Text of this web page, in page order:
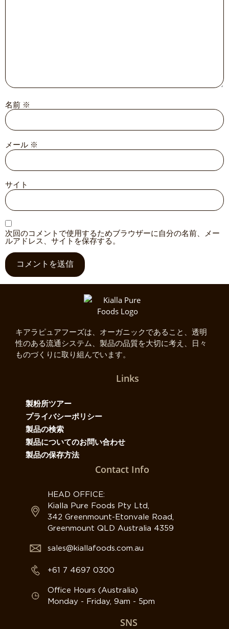
名前 ※
メール ※
サイト
次回のコメントで使用するためブラウザーに自分の名前、メー
ルアドレス、サイトを保存する。
キアラピュアフーズは、オーガニックであること、透明
性のある流通システム、製品の品質を大切に考え、日々
ものづくりに取り組んでいます。
Links
製粉所ツアー
プライバシーポリシー
製品の検索
製品についてのお問い合わせ
製品の保存方法
Contact Info
HEAD OFFICE:
Kialla Pure Foods Pty Ltd,
342 Greenmount-Etonvale Road,
Greenmount QLD Australia 4359
sales@kiallafoods.com.au
+61 7 4697 0300
Office Hours (Australia)
Monday - Friday, 9am - 5pm
SNS